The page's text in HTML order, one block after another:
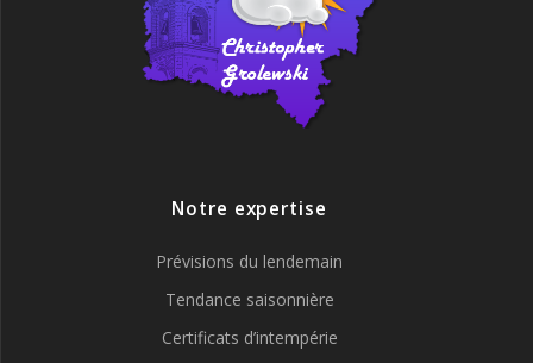
Notre expertise
Prévisions du lendemain
Tendance saisonnière
Certificats d’intempérie